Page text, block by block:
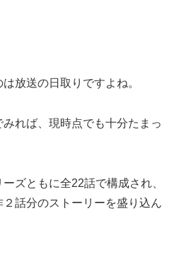
放送の日取りですよね。
れば、現時点でも十分たまっ
ズともに全22話で構成され、
話分のストーリーを盛り込ん